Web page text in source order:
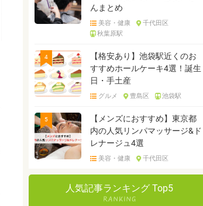
んまとめ
美容・健康
千代田区
秋葉原駅
4
【格安あり】池袋駅近くのお
すすめホールケーキ4選！誕生
日・手土産
グルメ 豊島区 池袋駅
5
【メンズにおすすめ】東京都
内の人気リンパマッサージ&ド
レナージュ4選
美容・健康 千代田区
人気記事ランキング Top5